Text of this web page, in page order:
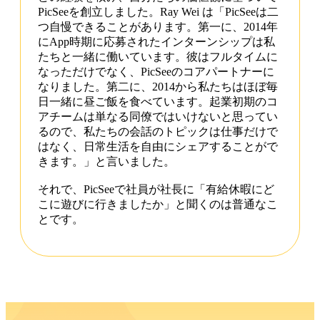
PicSeeを創立しました。Ray Wei は「PicSeeは二
つ自慢できることがあります。第一に、2014年
にApp時期に応募されたインターンシップは私
たちと一緒に働いています。彼はフルタイムに
なっただけでなく、PicSeeのコアパートナーに
なりました。第二に、2014から私たちはほぼ毎
日一緒に昼ご飯を食べています。起業初期のコ
アチームは単なる同僚ではいけないと思ってい
るので、私たちの会話のトピックは仕事だけで
はなく、日常生活を自由にシェアすることがで
きます。」と言いました。
それで、PicSeeで社員が社長に「有給休暇にど
こに遊びに行きましたか」と聞くのは普通なこ
とです。